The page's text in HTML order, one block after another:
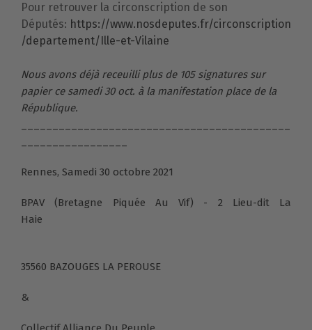
Pour retrouver la circonscription de son
Députés: https://www.nosdeputes.fr/circonscription
/departement/Ille-et-Vilaine
Nous avons déjà receuilli plus de 105 signatures sur
papier ce samedi 30 oct. à la manifestation place de la
République.
Rennes, Samedi 30 octobre 2021
BPAV (Bretagne Piquée Au Vif) - 2 Lieu-dit La
Haie
35560 BAZOUGES LA PEROUSE
&